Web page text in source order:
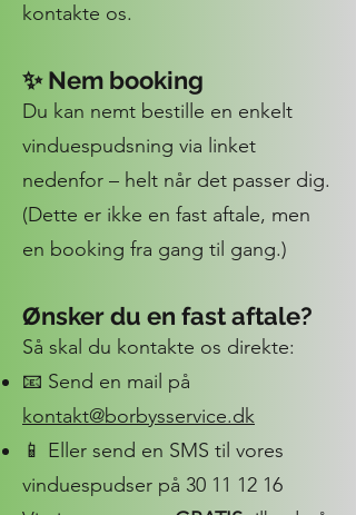
kontakte os.
✨ Nem booking
Du kan nemt bestille en enkelt
vinduespudsning via linket
nedenfor – helt når det passer dig.
(Dette er ikke en fast aftale, men
en booking fra gang til gang.)
Ønsker du en fast aftale?
Så skal du kontakte os direkte:
📧 Send en mail på
kontakt@borbysservice.dk
📱 Eller send en SMS til vores
vinduespudser på 30 11 12 16